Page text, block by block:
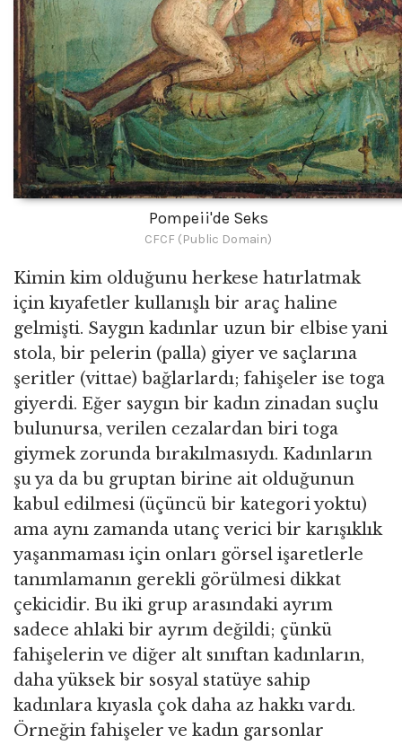
Pompeii'de Seks
CFCF (Public Domain)
Kimin kim olduğunu herkese hatırlatmak
için kıyafetler kullanışlı bir araç haline
gelmişti. Saygın kadınlar uzun bir elbise yani
stola, bir pelerin (palla) giyer ve saçlarına
şeritler (vittae) bağlarlardı; fahişeler ise toga
giyerdi. Eğer saygın bir kadın zinadan suçlu
bulunursa, verilen cezalardan biri toga
giymek zorunda bırakılmasıydı. Kadınların
şu ya da bu gruptan birine ait olduğunun
kabul edilmesi (üçüncü bir kategori yoktu)
ama aynı zamanda utanç verici bir karışıklık
yaşanmaması için onları görsel işaretlerle
tanımlamanın gerekli görülmesi dikkat
çekicidir. Bu iki grup arasındaki ayrım
sadece ahlaki bir ayrım değildi; çünkü
fahişelerin ve diğer alt sınıftan kadınların,
daha yüksek bir sosyal statüye sahip
kadınlara kıyasla çok daha az hakkı vardı.
Örneğin fahişeler ve kadın garsonlar